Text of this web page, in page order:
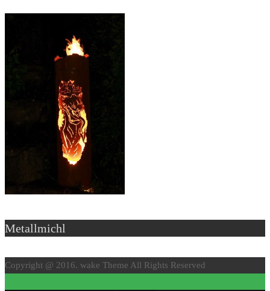
Metallmichl
Copyright @ 2016. wake Theme All Rights Reserved